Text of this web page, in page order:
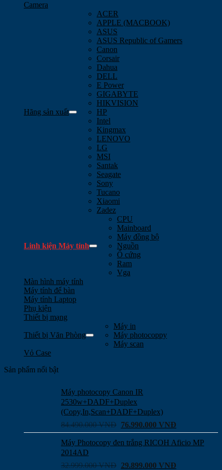
Camera
Hãng sản xuất
ACER
APPLE (MACBOOK)
ASUS
ASUS Republic of Gamers
Canon
Corsair
Dahua
DELL
E Power
GIGABYTE
HIKVISION
HP
Intel
Kingmax
LENOVO
LG
MSI
Santak
Seagate
Sony
Tucano
Xiaomi
Zadez
Linh kiện Máy tính
CPU
Mainboard
Máy đồng bộ
Nguồn
Ổ cứng
Ram
Vga
Màn hình máy tính
Máy tính để bàn
Máy tính Laptop
Phụ kiện
Thiết bị mạng
Thiết bị Văn Phòng
Máy in
Máy photocoppy
Máy scan
Vỏ Case
Sản phẩm nổi bật
Máy photocopy Canon IR
2530w+DADF+Duplex
(Copy,In,Scan+DADF+Duplex)
84.490.000VNĐ 76.990.000 VNĐ
Máy Photocopy đen trắng RICOH Aficio MP
2014AD
32.999.000VNĐ 29.899.000 VNĐ